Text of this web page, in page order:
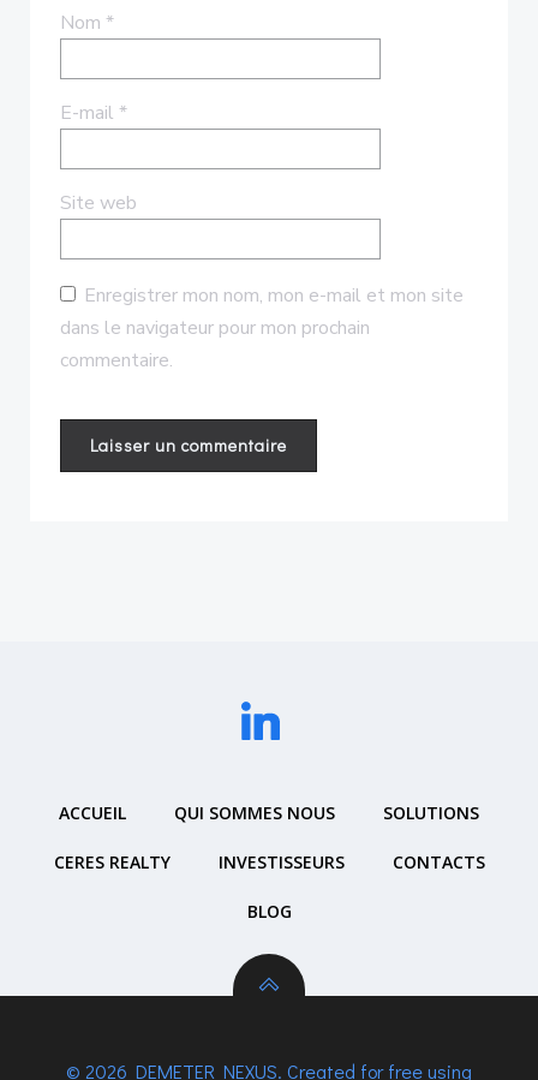
Nom *
E-mail *
Site web
Enregistrer mon nom, mon e-mail et mon site
dans le navigateur pour mon prochain
commentaire.
ACCUEIL QUI SOMMES NOUS SOLUTIONS
CERES REALTY INVESTISSEURS CONTACTS
BLOG
© 2026 DEMETER NEXUS. Created for free using